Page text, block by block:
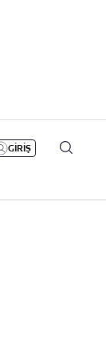
GİRİŞ